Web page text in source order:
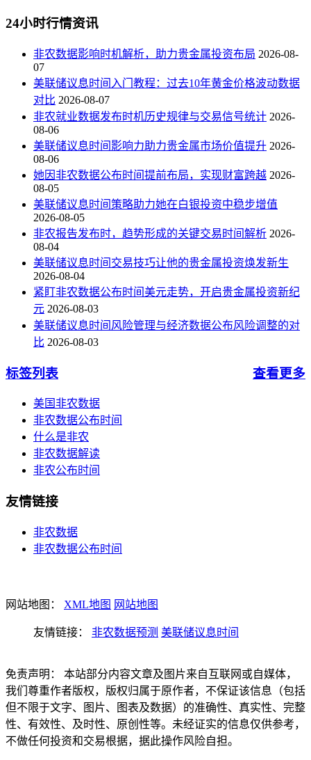
24小时行情资讯
非农数据影响时机解析，助力贵金属投资布局 2026-08-
07
美联储议息时间入门教程：过去10年黄金价格波动数据
对比 2026-08-07
非农就业数据发布时机历史规律与交易信号统计 2026-
08-06
美联储议息时间影响力助力贵金属市场价值提升 2026-
08-06
她因非农数据公布时间提前布局，实现财富跨越 2026-
08-05
美联储议息时间策略助力她在白银投资中稳步增值
2026-08-05
非农报告发布时，趋势形成的关键交易时间解析 2026-
08-04
美联储议息时间交易技巧让他的贵金属投资焕发新生
2026-08-04
紧盯非农数据公布时间美元走势，开启贵金属投资新纪
元 2026-08-03
美联储议息时间风险管理与经济数据公布风险调整的对
比 2026-08-03
标签列表 查看更多
美国非农数据
非农数据公布时间
什么是非农
非农数据解读
非农公布时间
友情链接
非农数据
非农数据公布时间
网站地图： XML地图 网站地图
友情链接： 非农数据预测 美联储议息时间
免责声明： 本站部分内容文章及图片来自互联网或自媒体，
我们尊重作者版权，版权归属于原作者，不保证该信息（包括
但不限于文字、图片、图表及数据）的准确性、真实性、完整
性、有效性、及时性、原创性等。未经证实的信息仅供参考，
不做任何投资和交易根据，据此操作风险自担。